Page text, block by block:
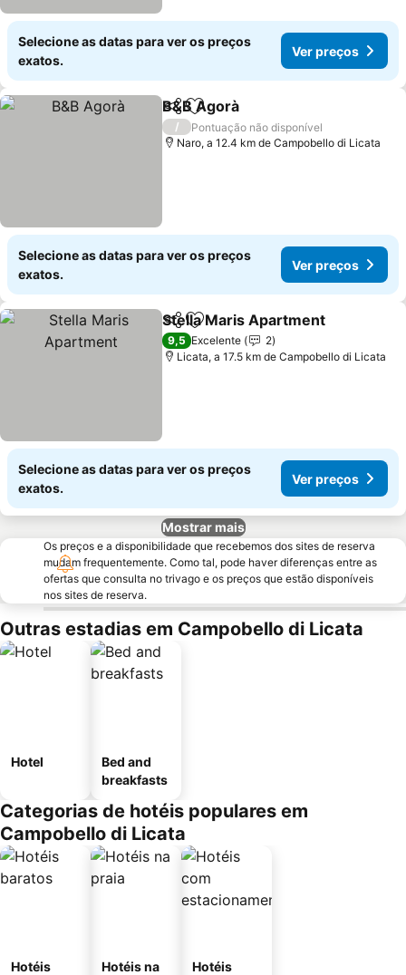
Selecione as datas para ver os preços
exatos.
Ver preços
PartilharAdicionar aos favoritos
B&B Agorà
/
Pontuação não disponível
Naro, a 12.4 km de Campobello di Licata
Selecione as datas para ver os preços
exatos.
Ver preços
PartilharAdicionar aos favoritos
Stella Maris Apartment
9,5 Excelente
2
Licata, a 17.5 km de Campobello di Licata
Selecione as datas para ver os preços
exatos.
Ver preços
Mostrar mais
Os preços e a disponibilidade que recebemos dos sites de reserva
mudam frequentemente. Como tal, pode haver diferenças entre as
ofertas que consulta no trivago e os preços que estão disponíveis
nos sites de reserva.
Outras estadias em Campobello di Licata
Hotel
Bed and
breakfasts
Categorias de hotéis populares em
Campobello di Licata
Hotéis
Hotéis na
Hotéis